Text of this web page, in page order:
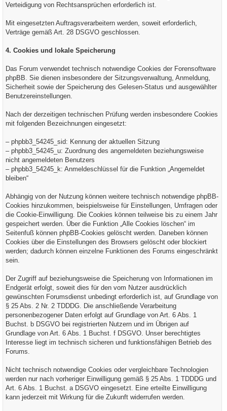
Verteidigung von Rechtsansprüchen erforderlich ist.
Mit eingesetzten Auftragsverarbeitern werden, soweit erforderlich,
Verträge gemäß Art. 28 DSGVO geschlossen.
4. Cookies und lokale Speicherung
Das Forum verwendet technisch notwendige Cookies der Forensoftware
phpBB. Sie dienen insbesondere der Sitzungsverwaltung, Anmeldung,
Sicherheit sowie der Speicherung des Gelesen-Status und ausgewählter
Benutzereinstellungen.
Nach der derzeitigen technischen Prüfung werden insbesondere Cookies
mit folgenden Bezeichnungen eingesetzt:
– phpbb3_54245_sid: Kennung der aktuellen Sitzung
– phpbb3_54245_u: Zuordnung des angemeldeten beziehungsweise
nicht angemeldeten Benutzers
– phpbb3_54245_k: Anmeldeschlüssel für die Funktion „Angemeldet
bleiben“
Abhängig von der Nutzung können weitere technisch notwendige phpBB-
Cookies hinzukommen, beispielsweise für Einstellungen, Umfragen oder
die Cookie-Einwilligung. Die Cookies können teilweise bis zu einem Jahr
gespeichert werden. Über die Funktion „Alle Cookies löschen“ im
Seitenfuß können phpBB-Cookies gelöscht werden. Daneben können
Cookies über die Einstellungen des Browsers gelöscht oder blockiert
werden; dadurch können einzelne Funktionen des Forums eingeschränkt
sein.
Der Zugriff auf beziehungsweise die Speicherung von Informationen im
Endgerät erfolgt, soweit dies für den vom Nutzer ausdrücklich
gewünschten Forumsdienst unbedingt erforderlich ist, auf Grundlage von
§ 25 Abs. 2 Nr. 2 TDDDG. Die anschließende Verarbeitung
personenbezogener Daten erfolgt auf Grundlage von Art. 6 Abs. 1
Buchst. b DSGVO bei registrierten Nutzern und im Übrigen auf
Grundlage von Art. 6 Abs. 1 Buchst. f DSGVO. Unser berechtigtes
Interesse liegt im technisch sicheren und funktionsfähigen Betrieb des
Forums.
Nicht technisch notwendige Cookies oder vergleichbare Technologien
werden nur nach vorheriger Einwilligung gemäß § 25 Abs. 1 TDDDG und
Art. 6 Abs. 1 Buchst. a DSGVO eingesetzt. Eine erteilte Einwilligung
kann jederzeit mit Wirkung für die Zukunft widerrufen werden.